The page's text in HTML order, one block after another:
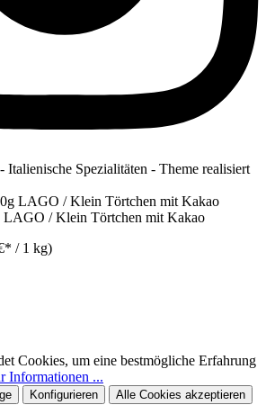
Spezialitäten - Theme realisiert
LAGO / Klein Törtchen mit Kakao
/ 1 kg)
Cookies, um eine bestmögliche Erfahrung
Informationen ...
Konfigurieren Alle Cookies akzeptieren